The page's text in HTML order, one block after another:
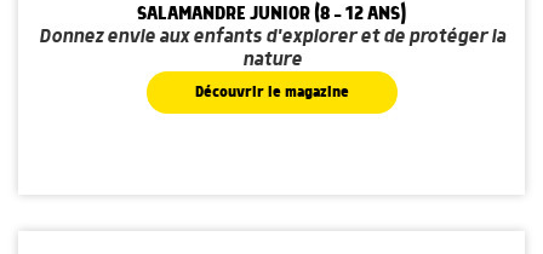
SALAMANDRE JUNIOR (8 - 12 ANS)
Donnez envie aux enfants d'explorer et de protéger la
nature
Découvrir le magazine